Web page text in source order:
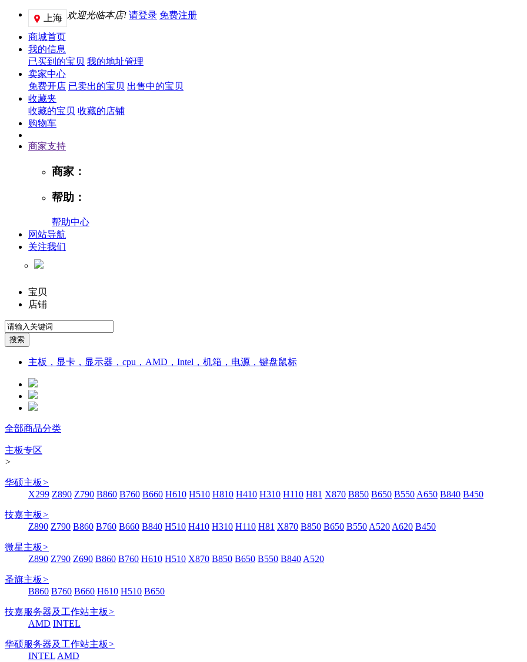
 上海 欢迎光临本店! 请登录 免费注册
商城首页
我的信息
已买到的宝贝 我的地址管理
卖家中心
免费开店 已卖出的宝贝 出售中的宝贝
收藏夹
收藏的宝贝 收藏的店铺
购物车
商家支持
商家：
帮助：
帮助中心
网站导航
关注我们
宝贝
店铺
主板，显卡，显示器，cpu，AMD，Intel，机箱，电源，键盘鼠标
全部商品分类
主板专区
>
华硕主板>
X299 Z890 Z790 B860 B760 B660 H610 H510 H810 H410 H310 H110 H81 X870 B850 B650 B550 A650 B840 B450
技嘉主板>
Z890 Z790 B860 B760 B660 B840 H510 H410 H310 H110 H81 X870 B850 B650 B550 A520 A620 B450
微星主板>
Z890 Z790 Z690 B860 B760 H610 H510 X870 B850 B650 B550 B840 A520
圣旗主板>
B860 B760 B660 H610 H510 B650
技嘉服务器及工作站主板>
AMD INTEL
华硕服务器及工作站主板>
INTEL AMD